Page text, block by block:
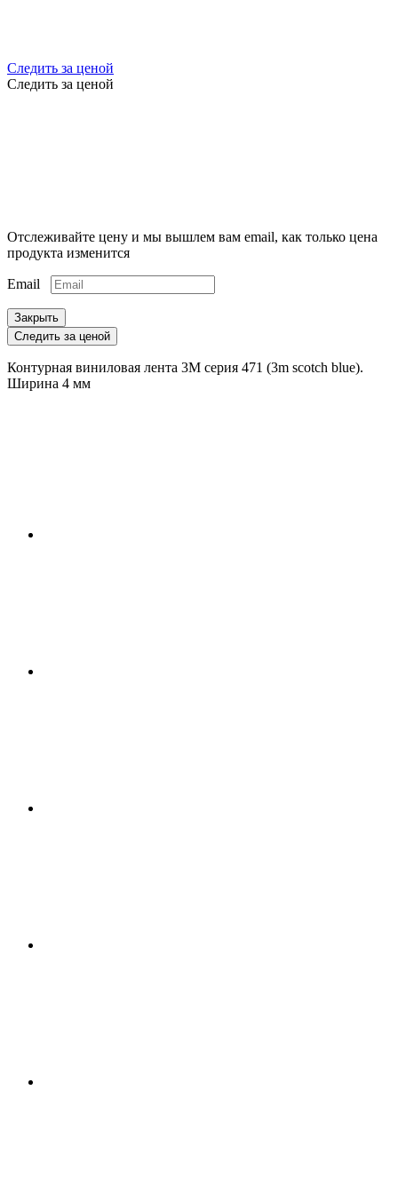
Следить за ценой
Следить за ценой
Отслеживайте цену и мы вышлем вам email, как только цена
продукта изменится
Email
Закрыть
Следить за ценой
Контурная виниловая лента 3M серия 471 (3m scotch blue).
Ширина 4 мм